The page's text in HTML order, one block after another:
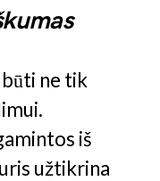
ne tik
iš
užtikrina